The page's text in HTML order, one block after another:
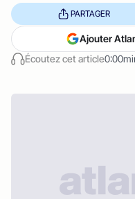
Écoutez cet article
PARTAGER
Ajouter